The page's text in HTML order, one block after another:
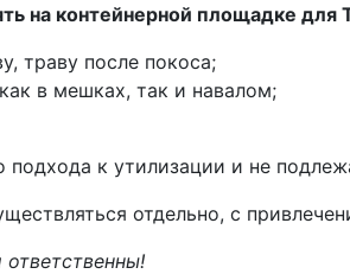
на контейнерной площадке для
траву после покоса;
в мешках, так и навалом;
к утилизации и не
отдельно, с